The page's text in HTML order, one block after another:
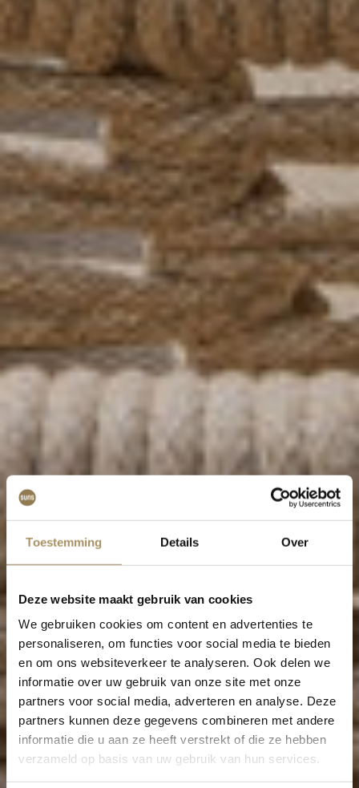
Toestemming Details Over
Deze website maakt gebruik van cookies
We gebruiken cookies om content en advertenties te
personaliseren, om functies voor social media te bieden
en om ons websiteverkeer te analyseren. Ook delen we
informatie over uw gebruik van onze site met onze
partners voor social media, adverteren en analyse. Deze
partners kunnen deze gegevens combineren met andere
informatie die u aan ze heeft verstrekt of die ze hebben
verzameld op basis van uw gebruik van hun services.
Low dining tafels